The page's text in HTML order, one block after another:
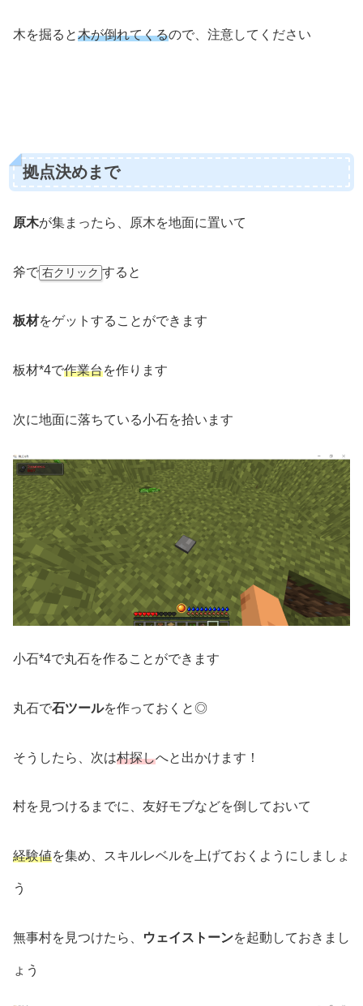
木を掘ると木が倒れてくるので、注意してください
拠点決めまで
原木が集まったら、原木を地面に置いて
斧で 右クリック すると
板材をゲットすることができます
板材*4で作業台を作ります
次に地面に落ちている小石を拾います
小石*4で丸石を作ることができます
丸石で石ツールを作っておくと◎
そうしたら、次は村探しへと出かけます！
村を見つけるまでに、友好モブなどを倒しておいて
経験値を集め、スキルレベルを上げておくようにしましょ
う
無事村を見つけたら、 ウェイストーンを起動しておきまし
ょう